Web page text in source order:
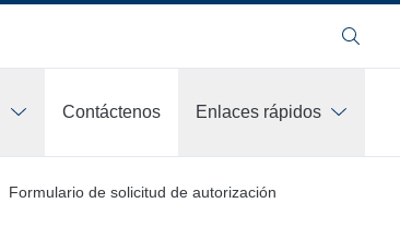
Buscar
Contáctenos
Enlaces rápidos
Formulario de solicitud de autorización